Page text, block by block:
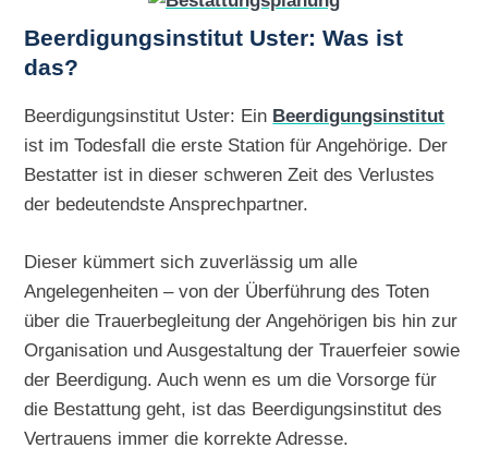
Beerdigungsinstitut Uster: Was ist
das?
Beerdigungsinstitut Uster: Ein Beerdigungsinstitut
ist im Todesfall die erste Station für Angehörige. Der
Bestatter ist in dieser schweren Zeit des Verlustes
der bedeutendste Ansprechpartner.
Dieser kümmert sich zuverlässig um alle
Angelegenheiten – von der Überführung des Toten
über die Trauerbegleitung der Angehörigen bis hin zur
Organisation und Ausgestaltung der Trauerfeier sowie
der Beerdigung. Auch wenn es um die Vorsorge für
die Bestattung geht, ist das Beerdigungsinstitut des
Vertrauens immer die korrekte Adresse.